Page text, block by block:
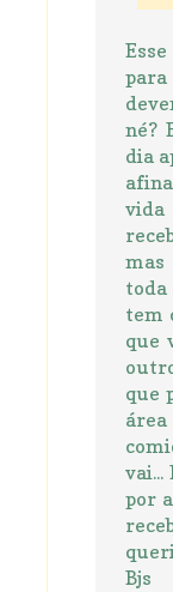
né?
dia
vida
mas
toda
tem
que
que
vai...
por
Bjs